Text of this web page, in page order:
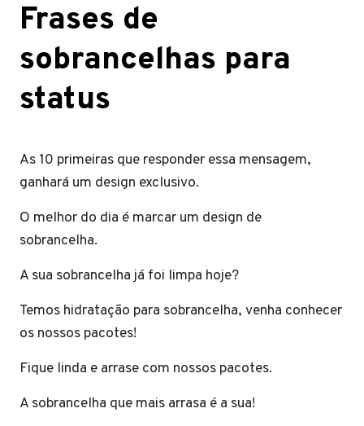
Frases de
sobrancelhas para
status
As 10 primeiras que responder essa mensagem,
ganhará um design exclusivo.
O melhor do dia é marcar um design de
sobrancelha.
A sua sobrancelha já foi limpa hoje?
Temos hidratação para sobrancelha, venha conhecer
os nossos pacotes!
Fique linda e arrase com nossos pacotes.
A sobrancelha que mais arrasa é a sua!